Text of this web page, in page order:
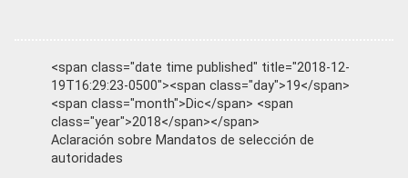
<span class="date time published" title="2018-12-
19T16:29:23-0500"><span class="day">19</span>
<span class="month">Dic</span> <span
class="year">2018</span></span>
Aclaración sobre Mandatos de selección de
autoridades